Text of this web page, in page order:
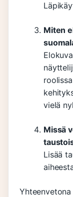
Miten
vielä
Missä
Lisää